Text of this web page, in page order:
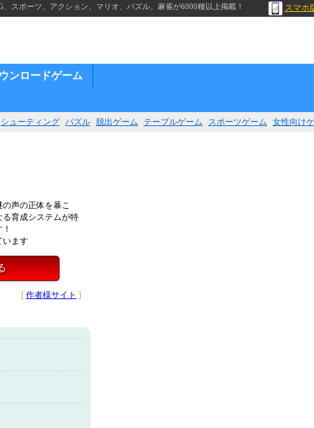
スポーツ、アクション、マリオ、パズル、麻雀が6000種以上掲載！ スマホ
ンロードゲーム
シューティング パズル 脱出ゲーム テーブルゲーム スポーツゲーム 女性向け
声の正体を暴こ
る育成システムが特
います
[ 作者様サイト ]